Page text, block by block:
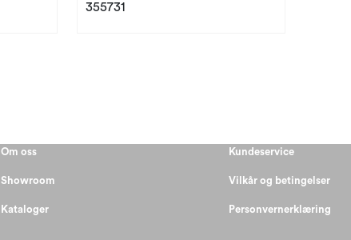
355731
Om oss
Showroom
Kataloger
Kundeservice
Vilkår og betingelser
Personvernerklæring